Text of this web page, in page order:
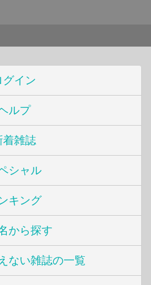
グイン
ルプ
着雑誌
シャル
キング
から探す
ない雑誌の一覧